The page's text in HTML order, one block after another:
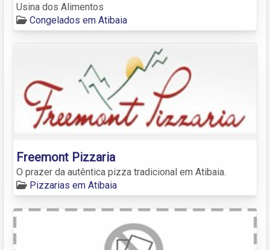
Usina dos Alimentos
Congelados em Atibaia
Freemont Pizzaria
O prazer da autêntica pizza tradicional em Atibaia.
Pizzarias em Atibaia